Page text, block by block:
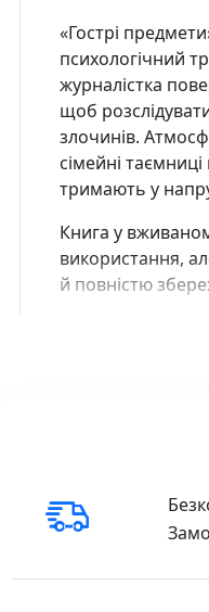
«Гострі
психологічний
журналістка
щоб
злочинів.
сімейні
тримають у
Книга у
використання,
й повністю